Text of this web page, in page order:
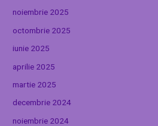
noiembrie 2025
octombrie 2025
iunie 2025
aprilie 2025
martie 2025
decembrie 2024
noiembrie 2024